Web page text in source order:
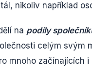
nikoliv například
na podíly
celým svým
mnoho začínajících i